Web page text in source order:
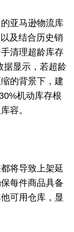
亚马逊物流库
及结合历史销
清理超龄库存
显示，若超龄
的背景下，建
机动库存根
容。
将导致上架延
每件商品具备
可用仓库，显